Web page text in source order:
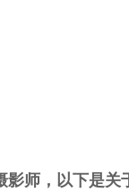
师，以下是关